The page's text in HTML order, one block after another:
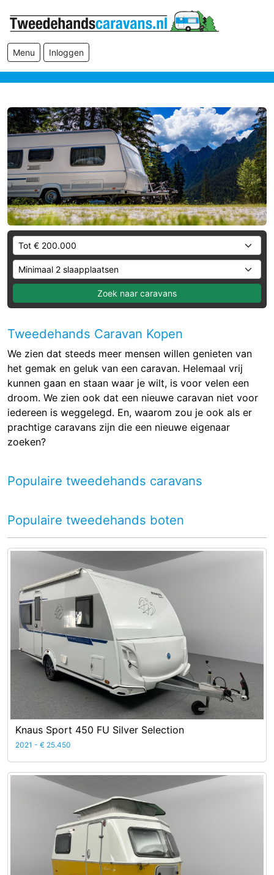
Menu Inloggen
Zoek naar caravans
Tweedehands Caravan Kopen
We zien dat steeds meer mensen willen genieten van
het gemak en geluk van een caravan. Helemaal vrij
kunnen gaan en staan waar je wilt, is voor velen een
droom. We zien ook dat een nieuwe caravan niet voor
iedereen is weggelegd. En, waarom zou je ook als er
prachtige caravans zijn die een nieuwe eigenaar
zoeken?
Populaire tweedehands caravans
Populaire tweedehands boten
Knaus Sport 450 FU Silver Selection
2021 - € 25.450